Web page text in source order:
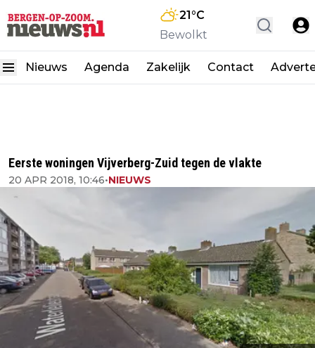
21°C
Bewolkt
Nieuws Agenda Zakelijk Contact
Eerste woningen Vijverberg-Zuid tegen de vlakte
20 APR 2018, 10:46•NIEUWS